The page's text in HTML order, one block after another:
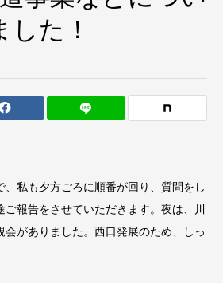
た！
、私も夕方ごろに順番が回り、質問をし
報告をさせていただきます。夜は、川
会がありました。西口発展のため、しっ